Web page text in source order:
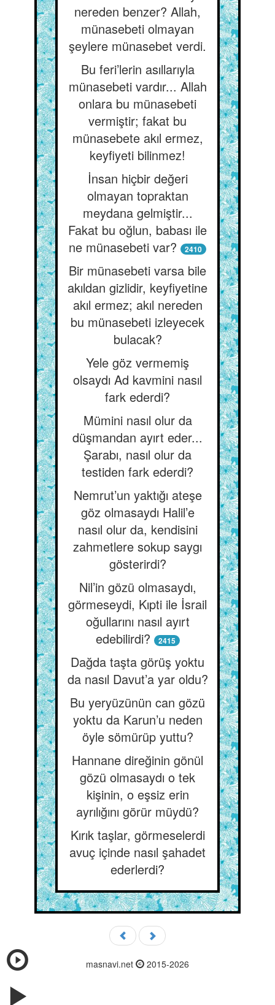
nereden benzer? Allah,
münasebeti olmayan
şeylere münasebet verdi.
Bu feri’lerin asıllarıyla
münasebeti vardır... Allah
onlara bu münasebeti
vermiştir; fakat bu
münasebete akıl ermez,
keyfiyeti bilinmez!
İnsan hiçbir değeri
olmayan topraktan
meydana gelmiştir...
Fakat bu oğlun, babası ile
ne münasebeti var?
2410
Bir münasebeti varsa bile
akıldan gizlidir, keyfiyetine
akıl ermez; akıl nereden
bu münasebeti izleyecek
bulacak?
Yele göz vermemiş
olsaydı Ad kavmini nasıl
fark ederdi?
Mümini nasıl olur da
düşmandan ayırt eder...
Şarabı, nasıl olur da
testiden fark ederdi?
Nemrut’un yaktığı ateşe
göz olmasaydı Halil’e
nasıl olur da, kendisini
zahmetlere sokup saygı
gösterirdi?
Nil’in gözü olmasaydı,
görmeseydi, Kıpti ile İsrail
oğullarını nasıl ayırt
edebilirdi?
2415
Dağda taşta görüş yoktu
da nasıl Davut’a yar oldu?
Bu yeryüzünün can gözü
yoktu da Karun’u neden
öyle sömürüp yuttu?
Hannane direğinin gönül
gözü olmasaydı o tek
kişinin, o eşsiz erin
ayrılığını görür müydü?
Kırık taşlar, görmeselerdi
avuç içinde nasıl şahadet
ederlerdi?
masnavi.net 2015-2026